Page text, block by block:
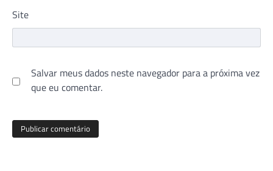
Site
Salvar meus dados neste navegador para a próxima vez
que eu comentar.